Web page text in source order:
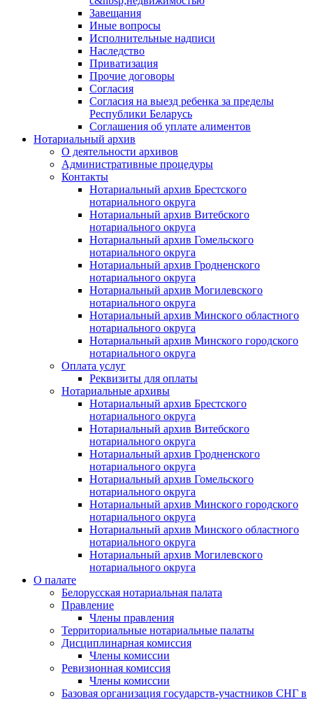
Завещания
Иные вопросы
Исполнительные надписи
Наследство
Приватизация
Прочие договоры
Согласия
Согласия на выезд ребенка за пределы
Республики Беларусь
Соглашения об уплате алиментов
Нотариальный архив
О деятельности архивов
Административные процедуры
Контакты
Нотариальный архив Брестского
нотариального округа
Нотариальный архив Витебского
нотариального округа
Нотариальный архив Гомельского
нотариального округа
Нотариальный архив Гродненского
нотариального округа
Нотариальный архив Могилевского
нотариального округа
Нотариальный архив Минского областного
нотариального округа
Нотариальный архив Минского городского
нотариального округа
Оплата услуг
Реквизиты для оплаты
Нотариальные архивы
Нотариальный архив Брестского
нотариального округа
Нотариальный архив Витебского
нотариального округа
Нотариальный архив Гродненского
нотариального округа
Нотариальный архив Гомельского
нотариального округа
Нотариальный архив Минского городского
нотариального округа
Нотариальный архив Минского областного
нотариального округа
Нотариальный архив Могилевского
нотариального округа
О палате
Белорусская нотариальная палата
Правление
Члены правления
Территориальные нотариальные палаты
Дисциплинарная комиссия
Члены комиссии
Ревизионная комиссия
Члены комиссии
Базовая организация государств-участников СНГ в